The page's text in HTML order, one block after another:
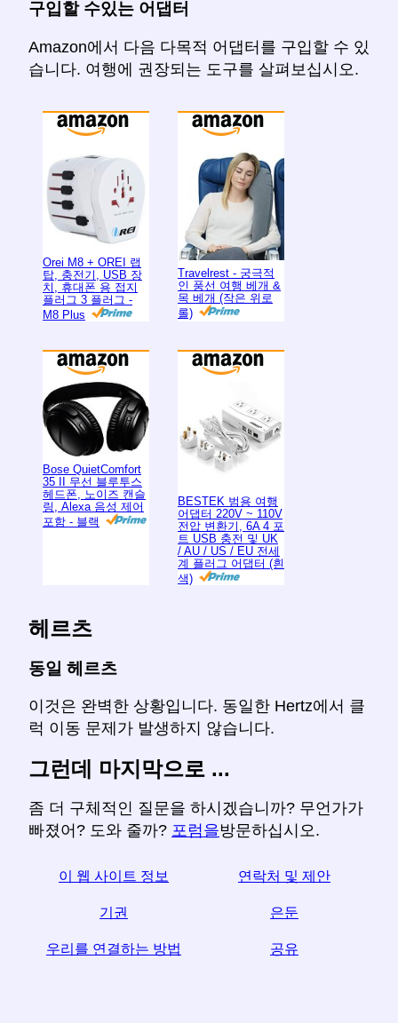
구입할 수있는 어댑터
Amazon에서 다음 다목적 어댑터를 구입할 수 있
습니다. 여행에 권장되는 도구를 살펴보십시오.
Orei M8 + OREI 랩
탑, 충전기, USB 장
치, 휴대폰 용 접지
플러그 3 플러그 -
M8 Plus
Travelrest - 궁극적
인 풍선 여행 베개 &
목 베개 (작은 위로
롤)
Bose QuietComfort
35 II 무선 블루투스
헤드폰, 노이즈 캔슬
링, Alexa 음성 제어
포함 - 블랙
BESTEK 범용 여행
어댑터 220V ~ 110V
전압 변환기, 6A 4 포
트 USB 충전 및 UK
/ AU / US / EU 전세
계 플러그 어댑터 (흰
색)
헤르츠
동일 헤르츠
이것은 완벽한 상황입니다. 동일한 Hertz에서 클
럭 이동 문제가 발생하지 않습니다.
그런데 마지막으로 ...
좀 더 구체적인 질문을 하시겠습니까? 무언가가
빠졌어? 도와 줄까? 포럼을방문하십시오.
이 웹 사이트 정보 연락처 및 제안
기권 은둔
우리를 연결하는 방법 공유